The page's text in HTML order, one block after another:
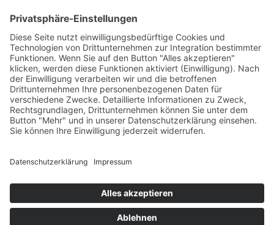
Klimafreundliche Gastgeber Schönau am Königssee –
Wir haben auf unserm Parkplatz für unsere Hausgäste 2
Möglichkeit Ihr Elektroauto mit ÖKO Strom gegen eine
Gebühr auf zu tanken.